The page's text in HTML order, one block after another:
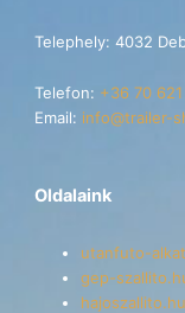
Telephely: 4032
Telefon: +36 70
Email: info@trailer-
Oldalaink
utanfuto-
gep-
hajoszallito.hu